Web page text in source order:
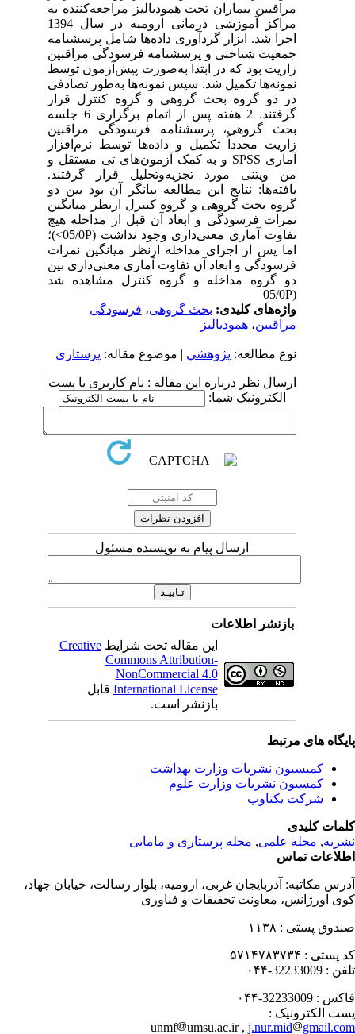
مراقبین بیماران تحت همودیالیز مراجعه‌کننده به
مراکز آموزشی درمانی ارومیه در سال 1394
اجرا شد. ابزار گردآوری داده‌ها شامل پرسشنامه
جمعیت شناختی و پرسشنامه فرسودگی مراقبین
زاریت بود که در ابتدا به‌صورت پیش‌آزمون توسط
نمونه‌ها تکمیل شد. سپس نمونه‌ها به‌طور تصادفی
در دو گروه بحث گروهی و گروه کنترل قرار
گرفتند. 2 هفته پس از اتمام برگزاری 6 جلسه
بحث گروهی، پرسشنامه فرسودگی مراقبین
زاریت مجدداً تکمیل و داده‌ها توسط نرم‌افزار
آماری SPSS و به کمک آزمون‌های تی مستقل و
من ویتنی مورد تجزیه‌و‌تحلیل قرار گرفتند.
یافته‌ها: نتایج این مطالعه بیانگر آن بود بین دو
گروه بحث گروهی و گروه کنترل ازنظر میانگین
نمرات فرسودگی و ابعاد آن قبل از مداخله هیچ
تفاوت آماری معنی‌داری وجود نداشت (05/0P>)؛
اما پس از اجرای مداخله ازنظر میانگین نمرات
فرسودگی و ابعاد آن تفاوت آماری معنی‌داری بین
دو گروه مداخله و گروه کنترل مشاهده شد
واژه‌های کلیدی:بحث گروهی،فرسودگی
مراقبین،همودیالیز
نوع مطالعه:پژوهشي| موضوع مقاله:پرستاری
ارسال نظر درباره این مقاله : نام کاربری یا پست
الکترونیک شما:
ارسال پیام به نویسنده مسئول
بازنشر اطلاعات
این مقاله تحت شرایطCreative
Commons Attribution-
NonCommercial 4.0
International Licenseقابل
بازنشر است.
های مرتبط
کمیسیون نشریات وزارت بهداشت
کمسیون نشریات وزارت علوم
شرکت یکتاوب
کلیدی
,مجله علمی, مجله پرستاری و مامایی
تماس
مکاتبه:آذربایجان غربی، ارومیه، بلوار رسالت، خیابان جهاد،
اورژانس، معاونت تحقیقات و فناوری
پستی : ۱۱۳۸
پستی : ۵۷۱۴۷۸۳۷۳۴
: 32233009-۰۴۴
: 32233009-۰۴۴
الکترونیک :
unmf
umsu.ac.ir ,j.nur.mid